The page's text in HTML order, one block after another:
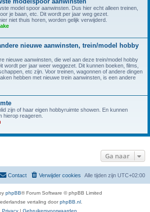
model spoor aanwinsten. Dus hier echt alleen treinen,
je baan, etc. Dit wordt per jaar weg gezet.
niet thuis horen, worden gelijk verwijderd.
nieuwe aanwinsten, trein/model hobby
nieuwe aanwinsten, die wel aan deze trein/model hobby
wordt per jaar weer weggezet. Dit kunnen boeken, films,
etc zijn. Voor treinen, wagonnen of andere dingen
hebben met nieuwe trein aanwinsten, is een andere
zijn of haar eigen hobbyruimte showen. En kunnen
hierop reageren.
Ga naar
Alle tijden zijn UTC+02:00
Verwijder cookies
Contact
phpBB® Forum Software © phpBB Limited
vertaling doorphpBB.nl
Privacy | Gebruikersvoorwaarden